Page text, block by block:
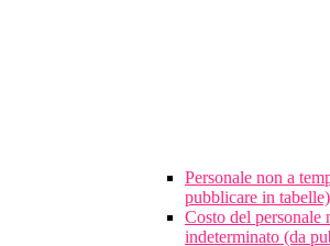
Personale non a
pubblicare in tabelle)
Costo del personale
indeterminato (da